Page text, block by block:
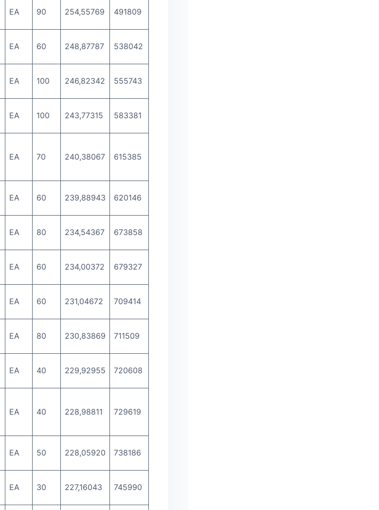
EA 90 254,55769 491809
EA 60 248,87787 538042
EA 100 246,82342 555743
EA 100 243,77315 583381
EA 70 240,38067 615385
EA 60 239,88943 620146
EA 80 234,54367 673858
EA 60 234,00372 679327
EA 60 231,04672 709414
EA 80 230,83869 711509
EA 40 229,92955 720608
EA 40 228,98811 729619
EA 50 228,05920 738186
EA 30 227,16043 745990